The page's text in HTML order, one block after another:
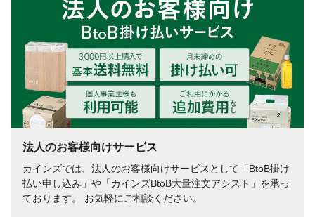
法人のお客様向けサービス
カインズでは、法人のお客様向けサービスとして「BtoB掛け
払い申し込み」や「カインズBtoB大量注文アシスト」を承っ
ております。 お気軽にご相談ください。